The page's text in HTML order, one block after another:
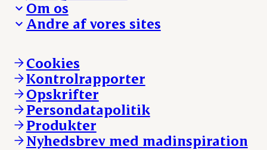
Reklamationer
Whistleblower
Øvrige henvendelser
Hverdagen
Ansvarlighed og nøgletal
Arbejd med os
Ledige stillinger
Om os
Hvem er vi
Vores resultater
Vores lokationer
Kontakt
Andre af vores sites
Andelsejere - kreatur
Danishcrownprofessional.com
DAT-Schaub.com
ESS-FOOD.com
Fonden Dansk Gastronomi
KLS.se
nordicspoor.com
Scanhide.dk
Cookies
Kontrolrapporter
Opskrifter
Persondatapolitik
Produkter
Nyhedsbrev med madinspiration